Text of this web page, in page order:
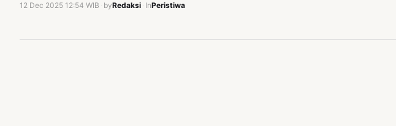
12 Dec 2025 12:54 WIB byRedaksi InPeristiwa